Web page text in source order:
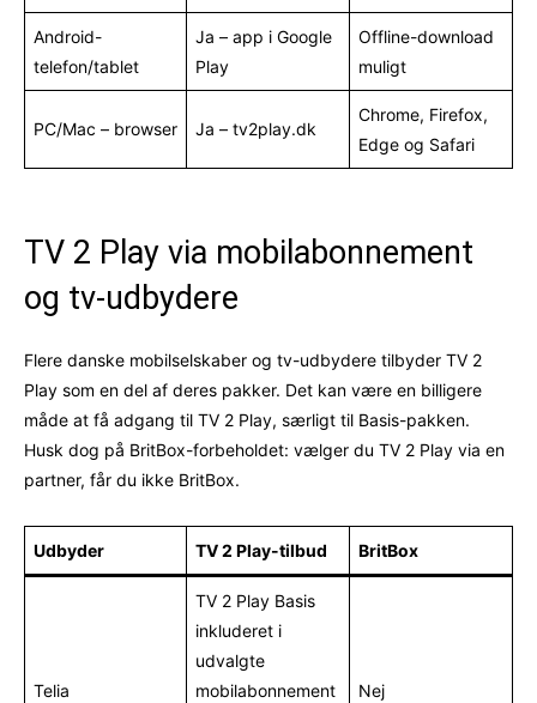
Android-
telefon/tablet
Ja – app i Google
Play
Offline-download
muligt
PC/Mac – browser Ja – tv2play.dk
Chrome, Firefox,
Edge og Safari
TV 2 Play via mobilabonnement
og tv-udbydere
Flere danske mobilselskaber og tv-udbydere tilbyder TV 2
Play som en del af deres pakker. Det kan være en billigere
måde at få adgang til TV 2 Play, særligt til Basis-pakken.
Husk dog på BritBox-forbeholdet: vælger du TV 2 Play via en
partner, får du ikke BritBox.
Udbyder TV 2 Play-tilbud BritBox
Telia
TV 2 Play Basis
inkluderet i
udvalgte
mobilabonnement
Nej